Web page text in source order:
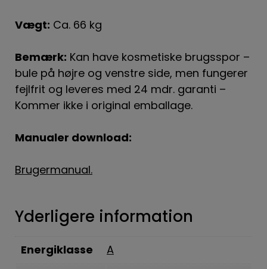
Vægt: Ca. 66 kg
Bemærk: Kan have kosmetiske brugsspor –
bule på højre og venstre side, men fungerer
fejlfrit og leveres med 24 mdr. garanti –
Kommer ikke i original emballage.
Manualer download:
Brugermanual.
Yderligere information
Energiklasse A